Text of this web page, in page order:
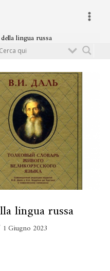
Main
lingua russa
lingua russa
1 Giugno 2023